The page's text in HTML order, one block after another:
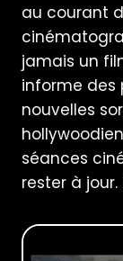
au courant
jamais un
informe des
nouvelles
séances
rester à jour.